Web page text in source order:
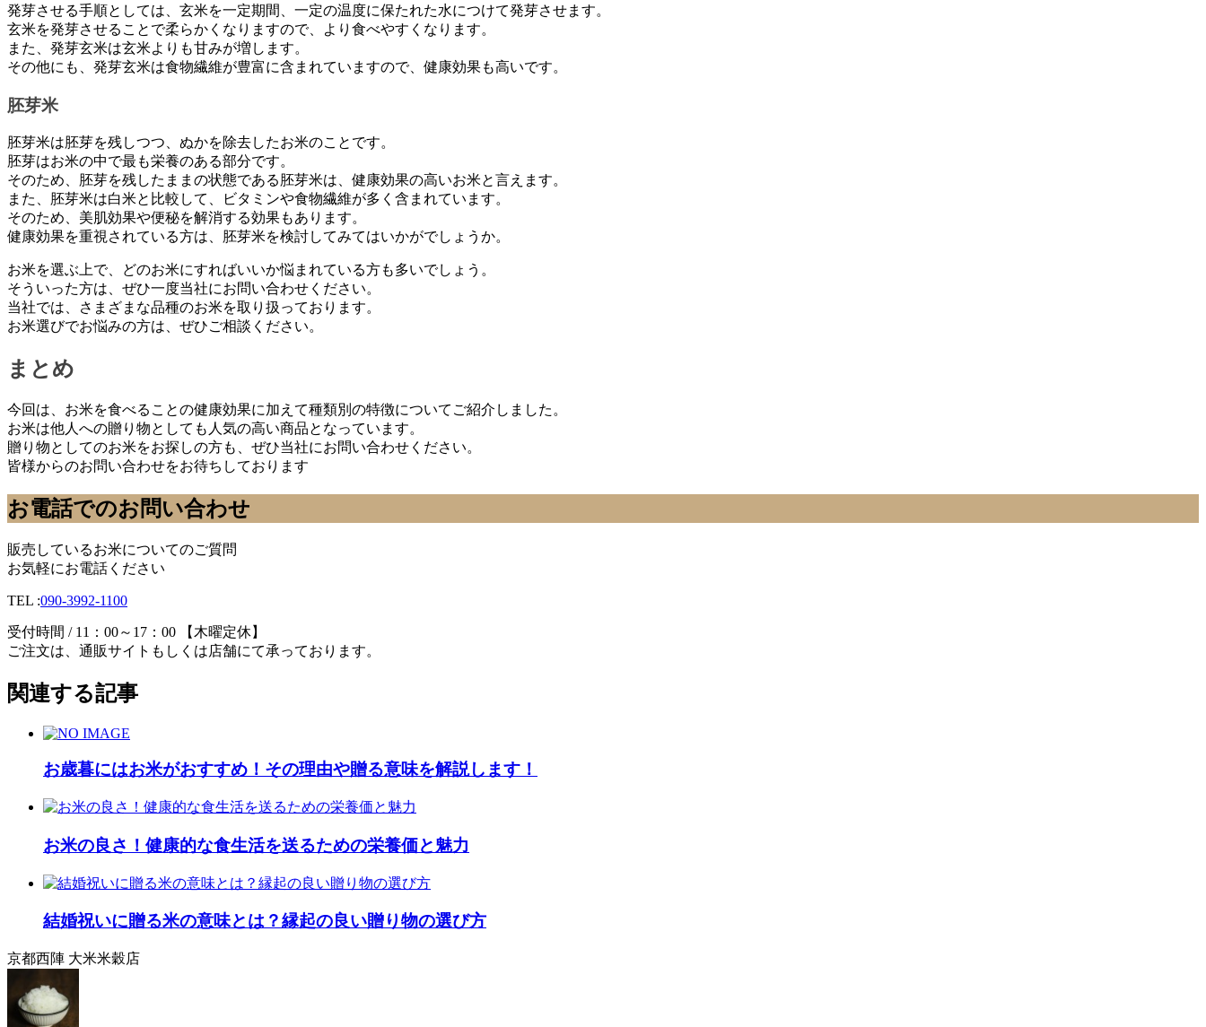
発芽させる手順としては、玄米を一定期間、一定の温度に保たれた水につけて発芽させます。
玄米を発芽させることで柔らかくなりますので、より食べやすくなります。
また、発芽玄米は玄米よりも甘みが増します。
その他にも、発芽玄米は食物繊維が豊富に含まれていますので、健康効果も高いです。
胚芽米
胚芽米は胚芽を残しつつ、ぬかを除去したお米のことです。
胚芽はお米の中で最も栄養のある部分です。
そのため、胚芽を残したままの状態である胚芽米は、健康効果の高いお米と言えます。
また、胚芽米は白米と比較して、ビタミンや食物繊維が多く含まれています。
そのため、美肌効果や便秘を解消する効果もあります。
健康効果を重視されている方は、胚芽米を検討してみてはいかがでしょうか。
お米を選ぶ上で、どのお米にすればいいか悩まれている方も多いでしょう。
そういった方は、ぜひ一度当社にお問い合わせください。
当社では、さまざまな品種のお米を取り扱っております。
お米選びでお悩みの方は、ぜひご相談ください。
まとめ
今回は、お米を食べることの健康効果に加えて種類別の特徴についてご紹介しました。
お米は他人への贈り物としても人気の高い商品となっています。
贈り物としてのお米をお探しの方も、ぜひ当社にお問い合わせください。
皆様からのお問い合わせをお待ちしております
お電話でのお問い合わせ
販売しているお米についてのご質問
お気軽にお電話ください
TEL :090-3992-1100
受付時間 / 11：00～17：00 【木曜定休】
ご注文は、通販サイトもしくは店舗にて承っております。
関連する記事
お歳暮にはお米がおすすめ！その理由や贈る意味を解説します！
お米の良さ！健康的な食生活を送るための栄養価と魅力
結婚祝いに贈る米の意味とは？縁起の良い贈り物の選び方
京都西陣 大米米穀店